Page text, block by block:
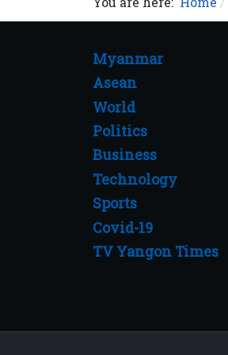
Myanmar
Asean
World
Politics
Business
Technology
Sports
Covid-19
TV Yangon Times